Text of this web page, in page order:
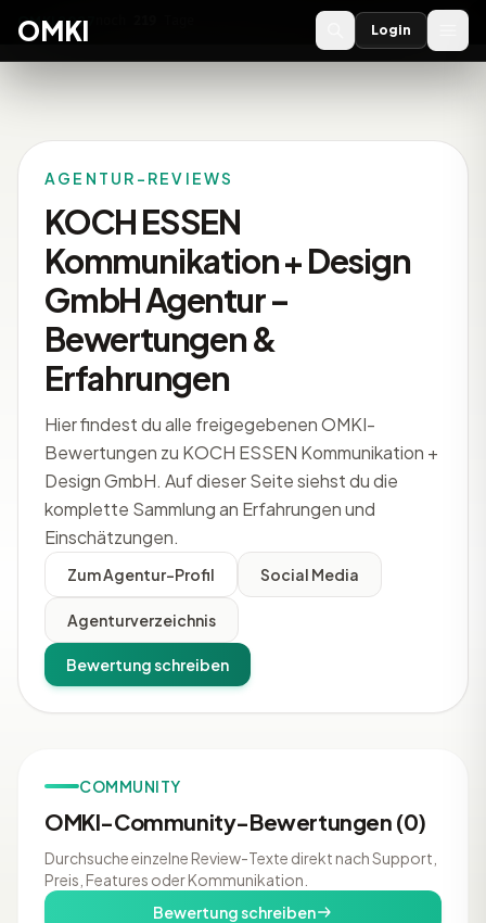
OMKI 2027
OMKI Login
AGENTUR-REVIEWS
KOCH ESSEN
Kommunikation + Design
GmbH Agentur –
Bewertungen &
Erfahrungen
Hier findest du alle freigegebenen OMKI-
Bewertungen zu KOCH ESSEN Kommunikation +
Design GmbH. Auf dieser Seite siehst du die
komplette Sammlung an Erfahrungen und
Einschätzungen.
Zum Agentur-Profil Social Media
Agenturverzeichnis
Bewertung schreiben
COMMUNITY
OMKI-Community-Bewertungen (0)
Durchsuche einzelne Review-Texte direkt nach Support,
Preis, Features oder Kommunikation.
Bewertung schreiben